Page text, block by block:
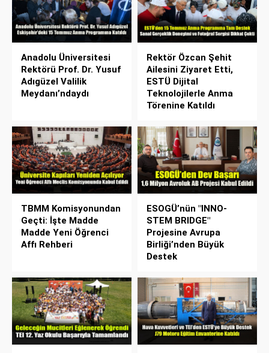
Anadolu Üniversitesi
Rektörü Prof. Dr. Yusuf
Adıgüzel Valilik
Meydanı’ndaydı
Rektör Özcan Şehit
Ailesini Ziyaret Etti,
ESTÜ Dijital
Teknolojilerle Anma
Törenine Katıldı
TBMM Komisyonundan
Geçti: İşte Madde
Madde Yeni Öğrenci
Affı Rehberi
ESOGÜ’nün "INNO-
STEM BRIDGE"
Projesine Avrupa
Birliği’nden Büyük
Destek